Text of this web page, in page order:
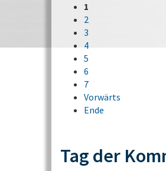
1
2
3
4
5
6
7
Vorwärts
Ende
Tag der